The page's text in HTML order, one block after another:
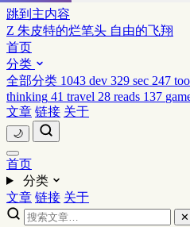
跳到主内容
Z 朱皮特的烂笔头 自由的飞翔
首页
分类
全部分类 1043 dev 329 sec 247
thinking 41 travel 28 reads 137
文章 链接 关于
🌙
首页
分类
文章 链接 关于
✕